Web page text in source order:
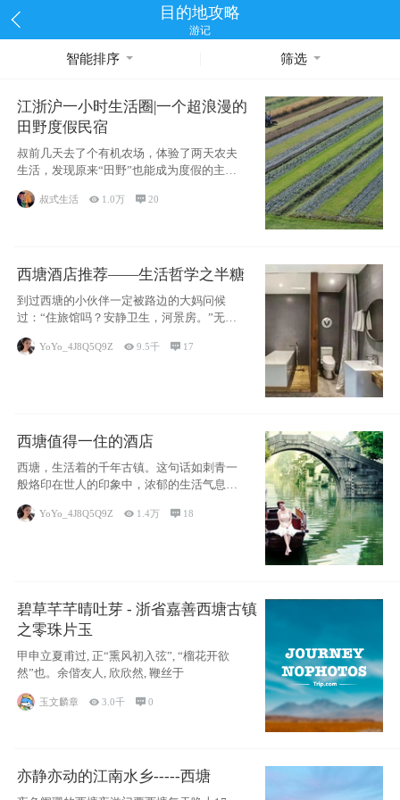
目的地攻略
游记
智能排序 筛选
江浙沪一小时生活圈|一个超浪漫的
田野度假民宿
叔前几天去了个有机农场，体验了两天农夫
生活，发现原来“田野”也能成为度假的主旋
律。江
叔式生活  1.0万 20
西塘酒店推荐——生活哲学之半糖
到过西塘的小伙伴一定被路边的大妈问候
过：“住旅馆吗？安静卫生，河景房。”无意
YoYo_4J8Q5Q9Z 9.5千  17
西塘值得一住的酒店
西塘，生活着的千年古镇。这句话如刺青一
般烙印在世人的印象中，浓郁的生活气息，
小桥流水
YoYo_4J8Q5Q9Z  1.4万  18
碧草芊芊晴吐芽 - 浙省嘉善西塘古镇
之零珠片玉
甲申立夏甫过, 正“熏风初入弦”, “榴花开欲
然”也。余偕友人, 欣欣然, 鞭丝于
玉文麟章  3.0千 0
亦静亦动的江南水乡-----西塘